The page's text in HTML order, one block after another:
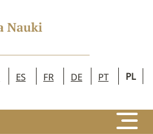
ES FR DE PT PL